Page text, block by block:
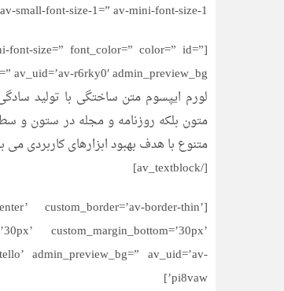
font-size-1=” av-mini-font-size-1=”][/av_heading]
font-size=” font_color=” color=” id=”
av_uid=’av-r6rky0′ admin_preview_bg=”]
لورم ایپسوم متن ساختگی با تولید
متون بلکه روزنامه و مجله در ستون و
متنوع با هدف بهبود ابزارهای کاربردی می
[/av_textblock]
custom_border=’av-border-thin’
custom_margin_bottom=’30px’
admin_preview_bg=” av_uid=’av-
pi8vaw’]